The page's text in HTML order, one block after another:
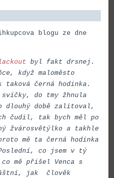
blogu ze dne
byl fakt drsnej.
když maloměsto
taková černá hodinka.
do tmy žhnula
dlouhý době zalitoval,
čudil, tak bych měl po
žvárosvětýlko a takhle
mě ta černá hodinka
co jsem v tý
mě přišel Venca s
jak člověk